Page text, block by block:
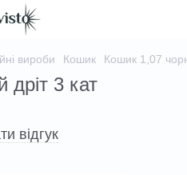
вироби Кошик Кошик 1,07
дріт 3 кат
відгук